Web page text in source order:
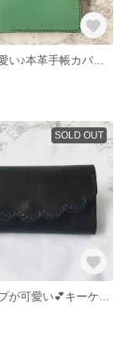
お花が可愛い♪本革手帳カバー(ミントグリーン)＊A6サイズ
SOLD OUT